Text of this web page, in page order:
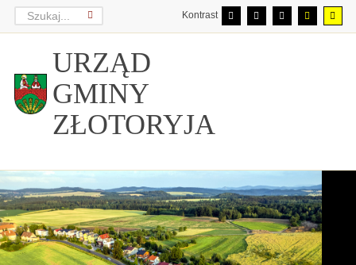
Kontrast
URZĄD
GMINY
ZŁOTORYJA